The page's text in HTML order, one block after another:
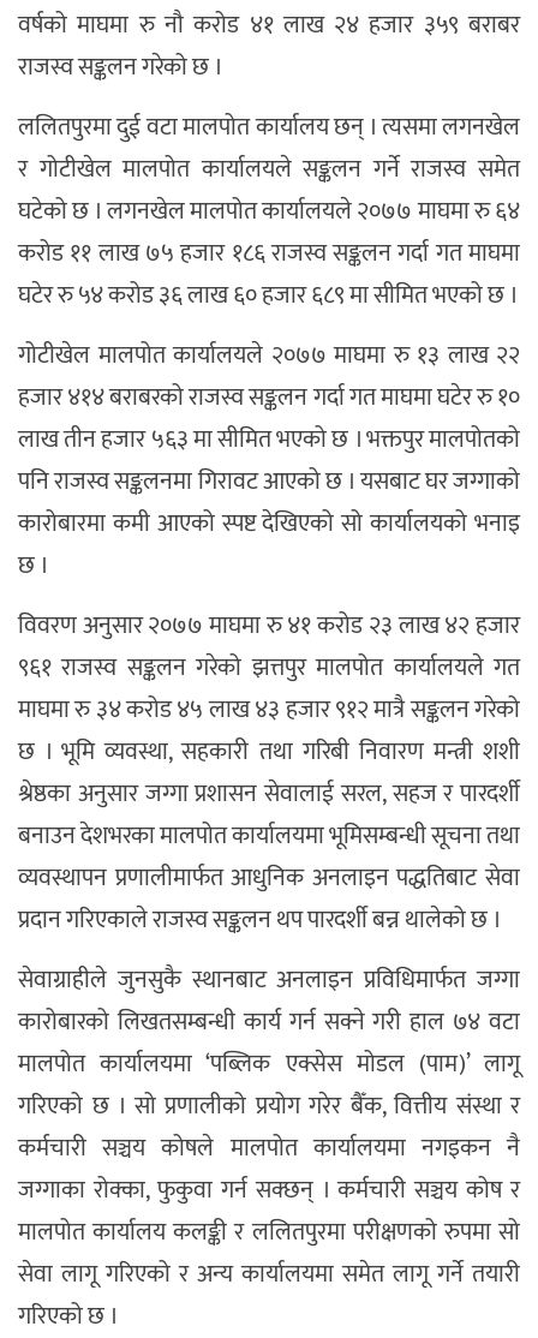
वर्षको माघमा रु नौ करोड ४१ लाख २४ हजार ३५९ बराबर
राजस्व सङ्कलन गरेको छ ।
ललितपुरमा दुई वटा मालपोत कार्यालय छन् । त्यसमा लगनखेल
र गोटीखेल मालपोत कार्यालयले सङ्कलन गर्ने राजस्व समेत
घटेको छ । लगनखेल मालपोत कार्यालयले २०७७ माघमा रु ६४
करोड ११ लाख ७५ हजार १८६ राजस्व सङ्कलन गर्दा गत माघमा
घटेर रु ५४ करोड ३६ लाख ६० हजार ६८९ मा सीमित भएको छ ।
गोटीखेल मालपोत कार्यालयले २०७७ माघमा रु १३ लाख २२
हजार ४१४ बराबरको राजस्व सङ्कलन गर्दा गत माघमा घटेर रु १०
लाख तीन हजार ५६३ मा सीमित भएको छ । भक्तपुर मालपोतको
पनि राजस्व सङ्कलनमा गिरावट आएको छ । यसबाट घर जग्गाको
कारोबारमा कमी आएको स्पष्ट देखिएको सो कार्यालयको भनाइ
छ ।
विवरण अनुसार २०७७ माघमा रु ४१ करोड २३ लाख ४२ हजार
९६१ राजस्व सङ्कलन गरेको झत्तपुर मालपोत कार्यालयले गत
माघमा रु ३४ करोड ४५ लाख ४३ हजार ९१२ मात्रै सङ्कलन गरेको
छ । भूमि व्यवस्था, सहकारी तथा गरिबी निवारण मन्त्री शशी
श्रेष्ठका अनुसार जग्गा प्रशासन सेवालाई सरल, सहज र पारदर्शी
बनाउन देशभरका मालपोत कार्यालयमा भूमिसम्बन्धी सूचना तथा
व्यवस्थापन प्रणालीमार्फत आधुनिक अनलाइन पद्धतिबाट सेवा
प्रदान गरिएकाले राजस्व सङ्कलन थप पारदर्शी बन्न थालेको छ ।
सेवाग्राहीले जुनसुकै स्थानबाट अनलाइन प्रविधिमार्फत जग्गा
कारोबारको लिखतसम्बन्धी कार्य गर्न सक्ने गरी हाल ७४ वटा
मालपोत कार्यालयमा ‘पब्लिक एक्सेस मोडल (पाम)’ लागू
गरिएको छ । सो प्रणालीको प्रयोग गरेर बैँक, वित्तीय संस्था र
कर्मचारी सञ्चय कोषले मालपोत कार्यालयमा नगइकन नै
जग्गाका रोक्का, फुकुवा गर्न सक्छन् । कर्मचारी सञ्चय कोष र
मालपोत कार्यालय कलङ्की र ललितपुरमा परीक्षणको रुपमा सो
सेवा लागू गरिएको र अन्य कार्यालयमा समेत लागू गर्ने तयारी
गरिएको छ ।